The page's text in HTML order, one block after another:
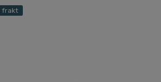
frakt